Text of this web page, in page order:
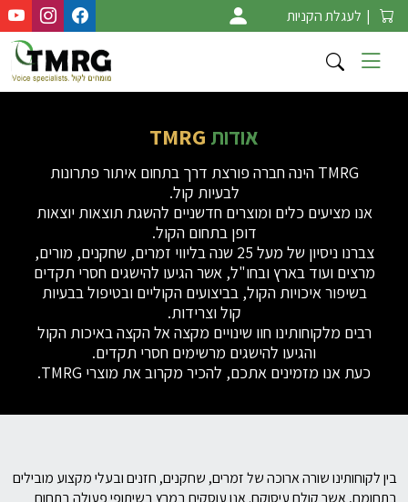
Skip
to
content
| לעגלת הקניות
אודות TMRG
TMRG הינה חברה פורצת דרך בתחום איתור פתרונות
לבעיות קול.
אנו מציעים כלים ומוצרים חדשניים להשגת תוצאות יוצאות
דופן בתחום הקול.
צברנו ניסיון של מעל 25 שנה בליווי זמרים, שחקנים, מורים,
מרצים ועוד בארץ ובחו"ל, אשר הגיעו להישגים חסרי תקדים
בשיפור איכויות הקול, בביצועים הקוליים ובטיפול בבעיות
קול וצרידות.
רבים מלקוחותינו חוו שינויים מקצה אל הקצה באיכות הקול
והגיעו להישגים מרשימים חסרי תקדים.
כעת אנו מזמינים אתכם, להכיר מקרוב את מוצרי TMRG.
בין לקוחותינו שורה ארוכה של זמרים, שחקנים, חזנים ובעלי מקצוע מובילים
בתחומם, אשר קולם עיסוקם. אנו עוסקים במרץ בשיתופי פעולה בתחום